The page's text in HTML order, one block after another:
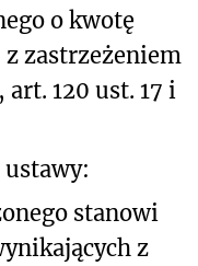
o kwotę
zastrzeżeniem
art. 120 ust. 17 i
ustawy:
stanowi
z